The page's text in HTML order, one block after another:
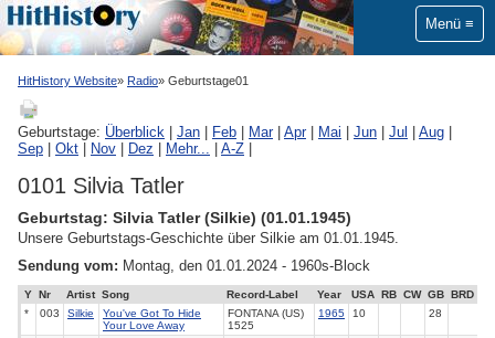
Menü
HitHistory Website Radio Geburtstage01
Geburtstage: Überblick Jan Feb Mar| Apr| Mai Jun Jul Aug
Sep
Okt Nov Dez Mehr... A-Z
0101 Silvia Tatler
Geburtstag: Silvia Tatler (Silkie) (01.01.1945)
Unsere Geburtstags-Geschichte über Silkie am 01.01.1945.
Sendung vom: Montag, den 01.01.2024 - 1960s-Block
Y Nr Artist Song Record-Label Year USA RB CW GB
BRD
*
003 Silkie
You've Got To Hide
Your Love Away
FONTANA (US)
1525
1965 10 28